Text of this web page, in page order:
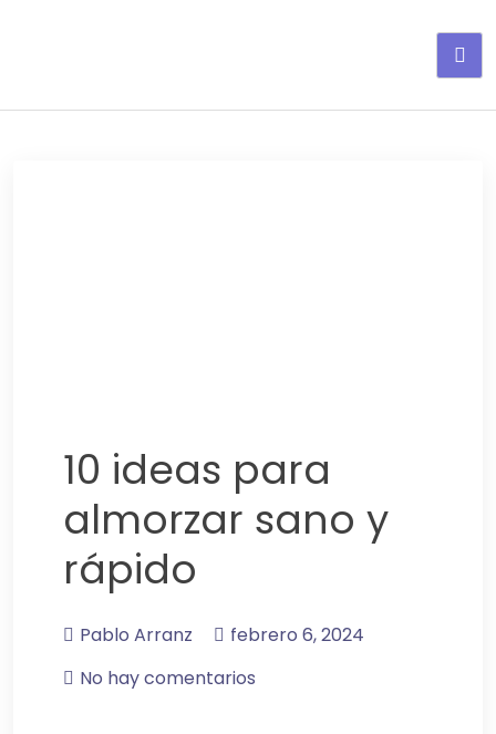
10 ideas para
almorzar sano y
rápido
Pablo Arranz
febrero 6, 2024
No hay comentarios